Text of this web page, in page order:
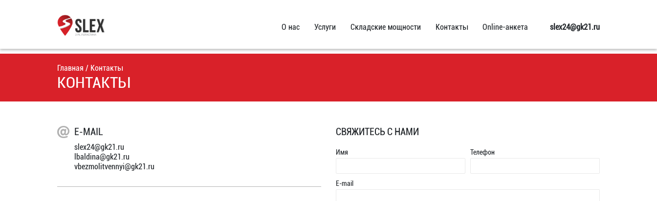
slex24@gk21.ru
О нас Услуги Складские мощности Контакты Online-анкета
Главная / Контакты
КОНТАКТЫ
E-MAIL
slex24@gk21.ru
lbaldina@gk21.ru
vbezmolitvennyi@gk21.ru
СВЯЖИТЕСЬ С НАМИ
Имя Телефон
E-mail